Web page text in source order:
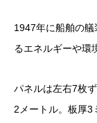
1947年に船舶の
るエネルギーや環
パネルは左右7枚
2メートル。板厚3